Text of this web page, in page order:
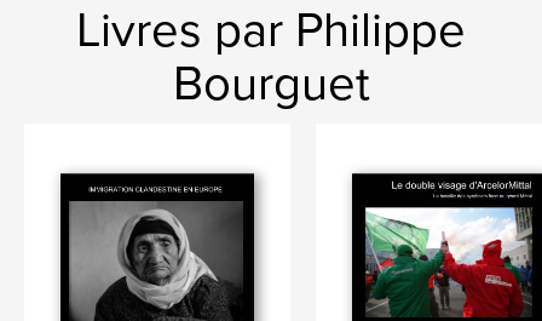
Livres par Philippe
Bourguet